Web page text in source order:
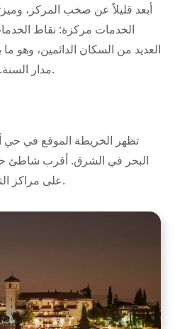
أبعد قليلاً عن صخب المركز،
الخدمات مركزة: نقاط
العديد من السكان الدائمين، وهو
مدار السنة. تبعد الشاطئ حوالي 1.1 كم.
تظهر الخريطة الموقع في حي
على مراكز التسوق والمطار على الخريطة.